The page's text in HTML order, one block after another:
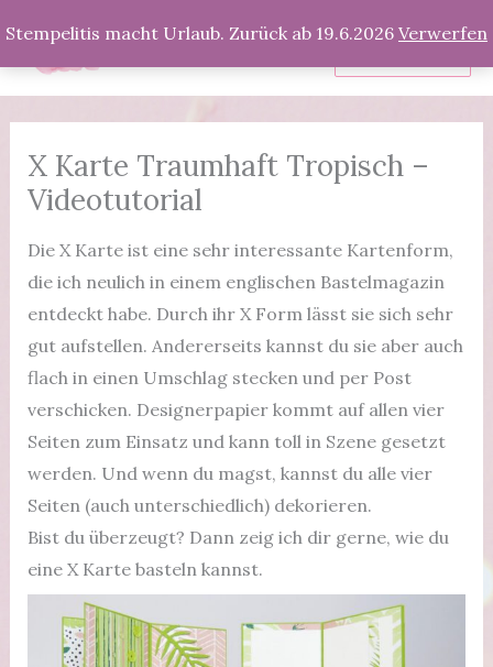
Stempelitis macht Urlaub. Zurück ab 19.6.2026 Verwerfen
Inhalt
springen
Produkte
X Karte Traumhaft Tropisch –
Videotutorial
Die X Karte ist eine sehr interessante Kartenform,
die ich neulich in einem englischen Bastelmagazin
entdeckt habe. Durch ihr X Form lässt sie sich sehr
gut aufstellen. Andererseits kannst du sie aber auch
flach in einen Umschlag stecken und per Post
verschicken. Designerpapier kommt auf allen vier
Seiten zum Einsatz und kann toll in Szene gesetzt
werden. Und wenn du magst, kannst du alle vier
Seiten (auch unterschiedlich) dekorieren.
Bist du überzeugt? Dann zeig ich dir gerne, wie du
eine X Karte basteln kannst.